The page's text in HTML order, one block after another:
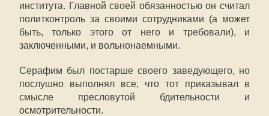
института. Главной своей обязанностью он считал
политконтроль за своими сотрудниками (а может
быть, только этого от него и требовали), и
заключенными, и вольнонаемными.
Серафим был постарше своего заведующего, но
послушно выполнял все, что тот приказывал в
смысле пресловутой бдительности и
осмотрительности.